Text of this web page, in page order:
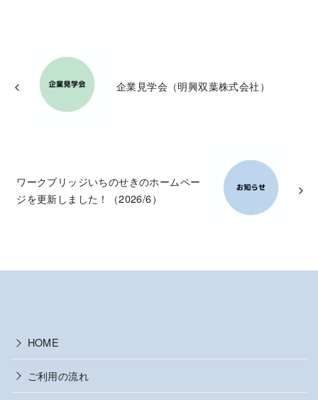
企業見学会（明興双葉株式会社）
ワークブリッジいちのせきのホームペー
ジを更新しました！（2026/6）
HOME
ご利用の流れ